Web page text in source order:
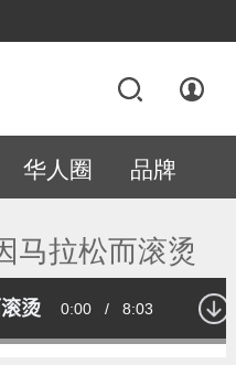
华人圈 品牌
马拉松而滚烫
烫 Current
0:00 / Duration
8:03